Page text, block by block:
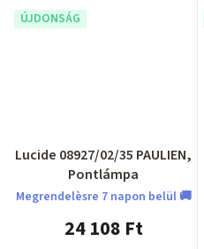
ÚJDONSÁG
Lucide 08927/02/35 PAULIEN,
Pontlámpa
Megrendelèsre 7 napon belül 🚚
24 108 Ft